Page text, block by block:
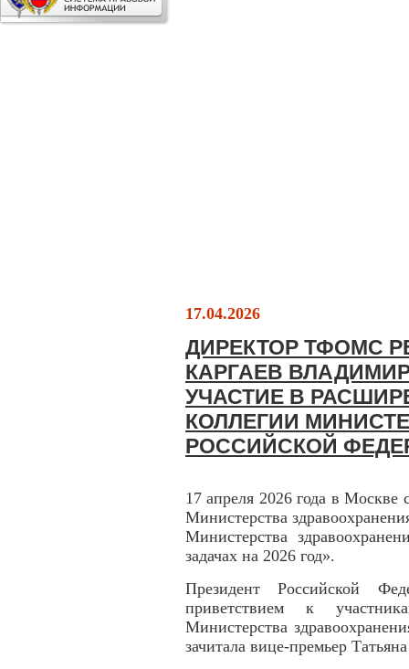
17.04.2026
ДИРЕКТОР ТФОМС
КАРГАЕВ
УЧАСТИЕ В
КОЛЛЕГИИ
РОССИЙСКОЙ
17 апреля 2026 года в Москве
Министерства
Министерства
задачах на 2026 год».
Президент Российской
приветствием к
Министерства
зачитала вице-премьер